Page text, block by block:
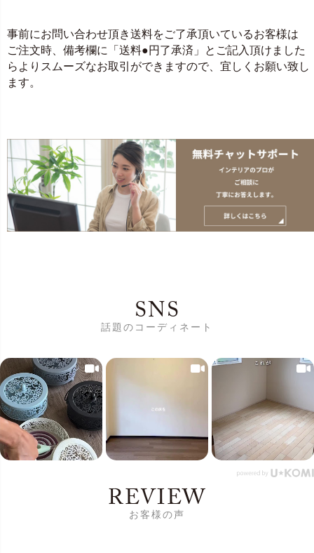
事前にお問い合わせ頂き送料をご了承頂いているお客様は
ご注文時、備考欄に「送料●円了承済」とご記入頂けました
らよりスムーズなお取引ができますので、宜しくお願い致し
ます。
SNS
話題のコーディネート
REVIEW
お客様の声